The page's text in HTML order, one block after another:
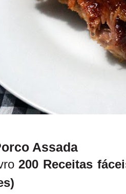
Assada
200 Receitas